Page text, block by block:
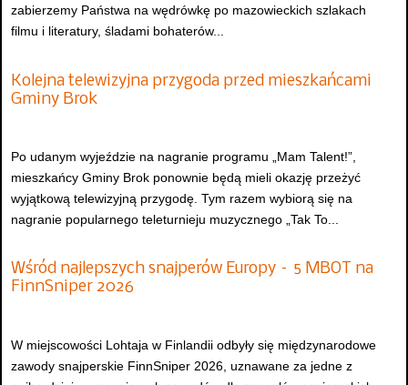
zabierzemy Państwa na wędrówkę po mazowieckich szlakach
filmu i literatury, śladami bohaterów...
Kolejna telewizyjna przygoda przed mieszkańcami
Gminy Brok
Po udanym wyjeździe na nagranie programu „Mam Talent!”,
mieszkańcy Gminy Brok ponownie będą mieli okazję przeżyć
wyjątkową telewizyjną przygodę. Tym razem wybiorą się na
nagranie popularnego teleturnieju muzycznego „Tak To...
Wśród najlepszych snajperów Europy – 5 MBOT na
FinnSniper 2026
W miejscowości Lohtaja w Finlandii odbyły się międzynarodowe
zawody snajperskie FinnSniper 2026, uznawane za jedne z